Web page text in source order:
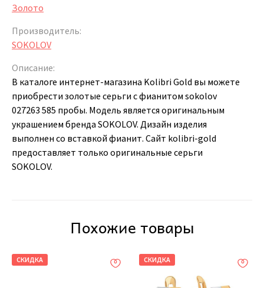
Золото
Производитель:
SOKOLOV
Описание:
В каталоге интернет-магазина Kolibri Gold вы можете
приобрести золотые серьги с фианитом sokolov
027263 585 пробы. Модель является оригинальным
украшением бренда SOKOLOV. Дизайн изделия
выполнен со вставкой фианит. Сайт kolibri-gold
предоставляет только оригинальные серьги
SOKOLOV.
Похожие товары
СКИДКА СКИДКА